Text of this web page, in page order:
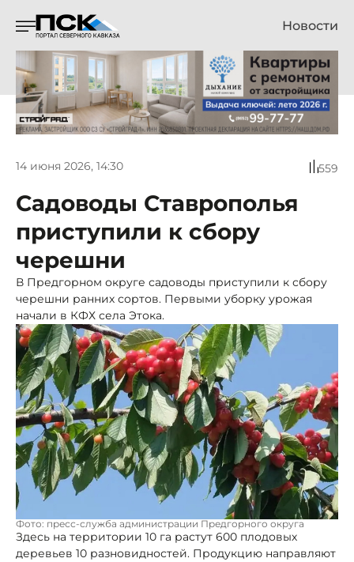
Новости
14 июня 2026, 14:30 559
Садоводы Ставрополья
приступили к сбору
черешни
В Предгорном округе садоводы приступили к сбору
черешни ранних сортов. Первыми уборку урожая
начали в КФХ села Этока.
Фото: пресс-служба администрации Предгорного округа
Здесь на территории 10 га растут 600 плодовых
деревьев 10 разновидностей. Продукцию направляют